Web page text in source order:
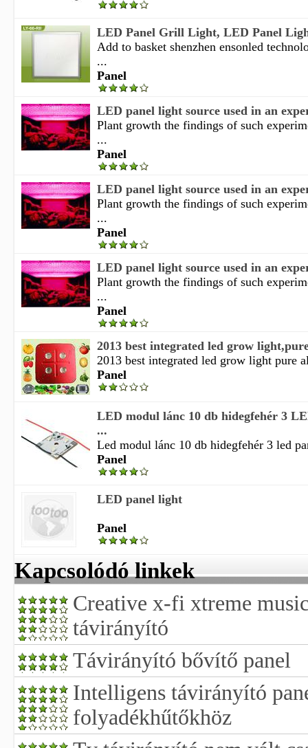
LED Panel Grill Light, LED Panel
Add to basket shenzhen ensonled
...
Panel
LED panel light source used in an
Plant growth the findings of such
...
Panel
LED panel light source used in an
Plant growth the findings of such
...
Panel
LED panel light source used in an
Plant growth the findings of such
...
Panel
2013 best integrated led grow
2013 best integrated led grow light pure
Panel
LED modul lánc 10 db hidegfehér 3
...
Led modul lánc 10 db hidegfehér 3 led
Panel
LED panel light
Panel
Kapcsolódó linkek
Creative x-fi xtreme
távirányító
Távirányító bővítő panel
Intelligens távirányító
folyadékhűtőkhöz